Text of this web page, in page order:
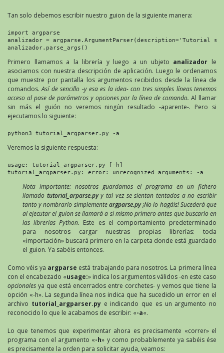
Tan solo debemos escribir nuestro guion de la siguiente manera:
import argparse
analizador = argparse.ArgumentParser(description='Tutorial
analizador.parse_args()
Primero llamamos a la librería y luego a un ubjeto analizador le
asociamos con nuestra descripción de aplicación. Luego le ordenamos
que muestre por pantalla los argumentos recibidos desde la línea de
comandos. Así de sencillo -y esa es la idea- con tres simples líneas tenemos
acceso al pase de parámetros y opciones por la línea de comando. Al llamar
sin más el guión no veremos ningún resultado -aparente-. Pero si
ejecutamos lo siguiente:
python3 tutorial_argparser.py -a
Veremos la siguiente respuesta:
usage: tutorial_argparser.py [-h]
tutorial_argparser.py: error: unrecognized arguments: -a
Nota importante: nosotros guardamos el programa en un fichero
llamado tutorial_arparse.pyy tal vez se sientan tentados a no escribir
tanto y nombrarlo simplementeargparse.py¡No lo hagáis! Sucederá que
al ejecutar el guion se llamará a si mismo primero antes que buscarlo en
las librerías Python. Este es el comportamiento predeterminado
para nosotros cargar nuestras propias librerías: toda
«importación» buscará primero en la carpeta donde está guardado
el guion. Ya sabéis entonces.
Como véis ya argparse está trabajando para nosotros. La primera línea
con el encabezado «usage:» indica los argumentos válidos -en este caso
opcionales ya que está encerrados entre corchetes- y vemos que tiene la
opción «-h». La segunda línea nos indica que ha sucedido un error en el
archivo tutorial_argparser.pye indicando que es un argumento no
reconocido lo que le acabamos de escribir: «-a«.
Lo que tenemos que experimentar ahora es precisamente «correr» el
programa con el argumento «-h» y como probablemente ya sabéis ése
es precisamente la orden para solicitar ayuda, veamos: